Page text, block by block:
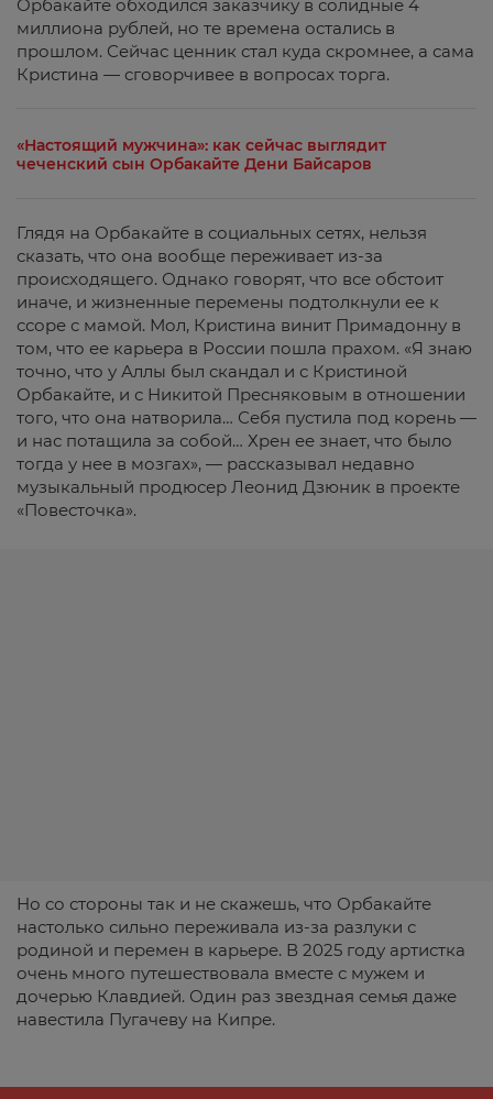
Орбакайте обходился заказчику в солидные 4
миллиона рублей, но те времена остались в
прошлом. Сейчас ценник стал куда скромнее, а сама
Кристина — сговорчивее в вопросах торга.
«Настоящий мужчина»: как сейчас выглядит
чеченский сын Орбакайте Дени Байсаров
Глядя на Орбакайте в социальных сетях, нельзя
сказать, что она вообще переживает из-за
происходящего. Однако говорят, что все обстоит
иначе, и жизненные перемены подтолкнули ее к
ссоре с мамой. Мол, Кристина винит Примадонну в
том, что ее карьера в России пошла прахом. «Я знаю
точно, что у Аллы был скандал и с Кристиной
Орбакайте, и с Никитой Пресняковым в отношении
того, что она натворила… Себя пустила под корень —
и нас потащила за собой… Хрен ее знает, что было
тогда у нее в мозгах», — рассказывал недавно
музыкальный продюсер Леонид Дзюник в проекте
«Повесточка».
Но со стороны так и не скажешь, что Орбакайте
настолько сильно переживала из-за разлуки с
родиной и перемен в карьере. В 2025 году артистка
очень много путешествовала вместе с мужем и
дочерью Клавдией. Один раз звездная семья даже
навестила Пугачеву на Кипре.